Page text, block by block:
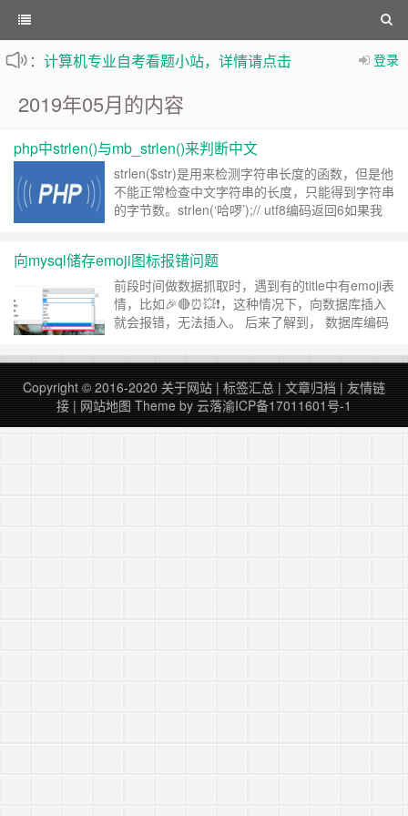
登录
： 计算机专业自考看题小站，详情请点击
2019年05月的内容
php中strlen()与mb_strlen()来判断中文
strlen($str)是用来检测字符串长度的函数，但是他
不能正常检查中文字符串的长度，只能得到字符串
的字节数。strlen(‘哈啰’);// utf8编码返回6如果我
方式，不传时是默认的编码， ……
向mysql储存emoji图标报错问题
前段时间做数据抓取时，遇到有的title中有emoji表
情，比如🎉🔴⏰💥❗，这种情况下，向数据库插入
就会报错，无法插入。 后来了解到， 数据库编码
表情是四个字节，所以需要把utf8改为utf8mb4，
如下图。 utf8和utf8mb4的由来： MySQL在5.5.3
之后……继续阅读 »
Copyright © 2016-2020 关于网站 | 标签汇总 | 文章归档 | 友情链
接 | 网站地图 Theme by 云落渝ICP备17011601号-1